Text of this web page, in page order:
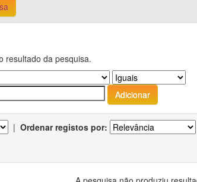
resultado da pesquisa.
| Ordenar registos por: